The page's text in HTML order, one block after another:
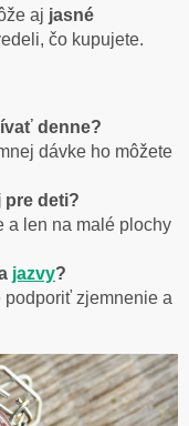
aj jasné
čo kupujete.
denne?
dávke ho môžete
deti?
a len na malé plochy
jazvy?
podporiť zjemnenie a